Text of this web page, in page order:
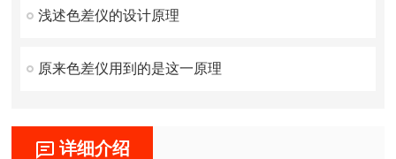
浅述色差仪的设计原理
原来色差仪用到的是这一原理
详细介绍